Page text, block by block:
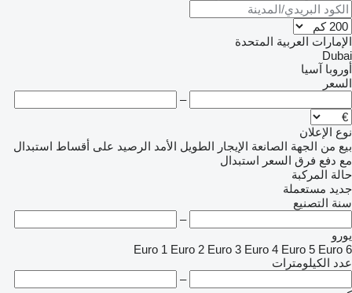
الإمارات العربية المتحدة
Dubai
أوروبا آسيا
السعر
–
نوع الإعلان
بيع من الجهة الصانعة الإيجار الطويل الأمد الرصيد على أقساط استبدال
مع دفع فرق السعر استبدال
حالة المركبة
جديد مستعملة
سنة التصنيع
–
يورو
Euro 1 Euro 2 Euro 3 Euro 4 Euro 5 Euro 6
عدد الكيلومترات
–